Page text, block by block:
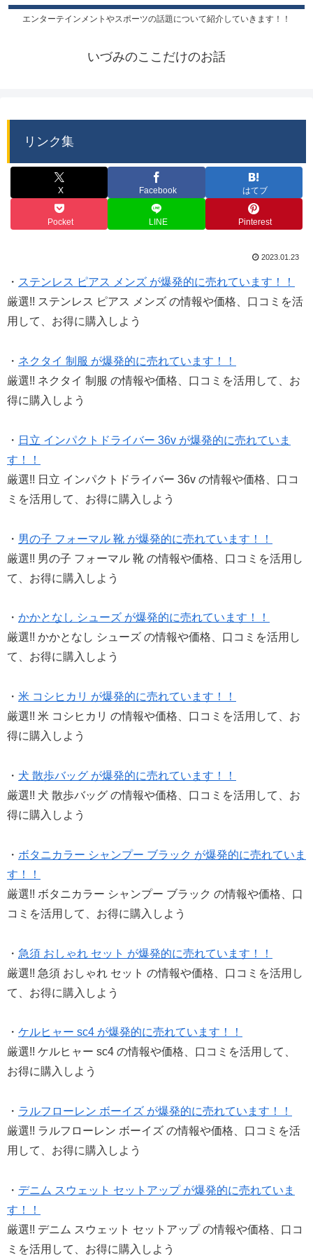
エンターテインメントやスポーツの話題について紹介していきます！！
いづみのここだけのお話
リンク集
X Facebook はてブ
Pocket LINE Pinterest
2023.01.23
・ ステンレス ピアス メンズ が爆発的に売れています！！
厳選!! ステンレス ピアス メンズ の情報や価格、口コミを活
用して、お得に購入しよう
・ ネクタイ 制服 が爆発的に売れています！！
厳選!! ネクタイ 制服 の情報や価格、口コミを活用して、お
得に購入しよう
・ 日立 インパクトドライバー 36v が爆発的に売れていま
す！！
厳選!! 日立 インパクトドライバー 36v の情報や価格、口コ
ミを活用して、お得に購入しよう
・ 男の子 フォーマル 靴 が爆発的に売れています！！
厳選!! 男の子 フォーマル 靴 の情報や価格、口コミを活用し
て、お得に購入しよう
・ かかとなし シューズ が爆発的に売れています！！
厳選!! かかとなし シューズ の情報や価格、口コミを活用し
て、お得に購入しよう
・ 米 コシヒカリ が爆発的に売れています！！
厳選!! 米 コシヒカリ の情報や価格、口コミを活用して、お
得に購入しよう
・ 犬 散歩バッグ が爆発的に売れています！！
厳選!! 犬 散歩バッグ の情報や価格、口コミを活用して、お
得に購入しよう
・ ボタニカラー シャンプー ブラック が爆発的に売れていま
す！！
厳選!! ボタニカラー シャンプー ブラック の情報や価格、口
コミを活用して、お得に購入しよう
・ 急須 おしゃれ セット が爆発的に売れています！！
厳選!! 急須 おしゃれ セット の情報や価格、口コミを活用し
て、お得に購入しよう
・ ケルヒャー sc4 が爆発的に売れています！！
厳選!! ケルヒャー sc4 の情報や価格、口コミを活用して、
お得に購入しよう
・ ラルフローレン ボーイズ が爆発的に売れています！！
厳選!! ラルフローレン ボーイズ の情報や価格、口コミを活
用して、お得に購入しよう
・ デニム スウェット セットアップ が爆発的に売れていま
す！！
厳選!! デニム スウェット セットアップ の情報や価格、口コ
ミを活用して、お得に購入しよう